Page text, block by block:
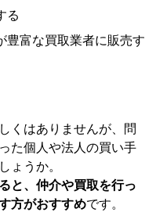
る
豊富な買取業者に販売す
くはありませんが、問
た個人や法人の買い手
ょうか。
と、仲介や買取を行っ
方がおすすめです。